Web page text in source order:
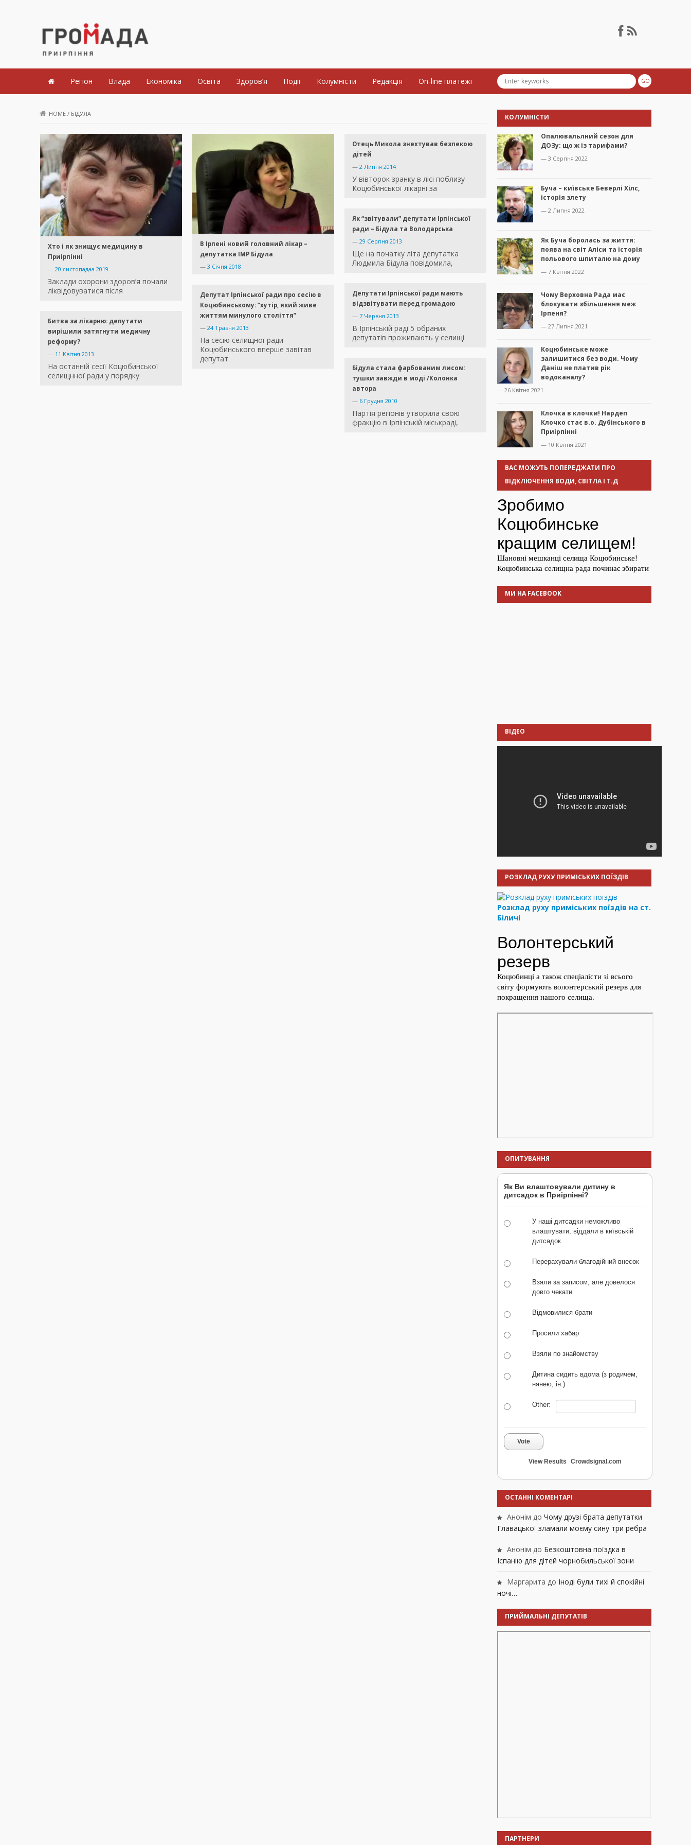
Громада Приірпіння
Регіон Влада Економіка Освіта Здоров’я Події Колумністи Редакція On-line платежі
HOME / БІДУЛА
Хто і як знищує медицину в
Приірпінні
— 20 листопадаа 2019
Заклади охорони здоров’я почали
ліквідовуватися після
В Ірпені новий головний лікар –
депутатка ІМР Бідула
— 3 Січня 2018
Отець Микола знехтував безпекою
дітей
— 2 Липня 2014
У вівторок зранку в лісі поблизу
Коцюбинської лікарні за
Як “звітували” депутати Ірпінської
ради – Бідула та Володарська
— 29 Серпня 2013
Ще на початку літа депутатка
Людмила Бідула повідомила,
Депутати Ірпінської ради мають
відзвітувати перед громадою
— 7 Червня 2013
В Ірпінській раді 5 обраних
депутатів проживають у селищі
Депутат Ірпінської ради про сесію в
Коцюбинському: “хутір, який живе
життям минулого століття”
— 24 Травня 2013
На сесію селищної ради
Коцюбинського вперше завітав
депутат
Битва за лікарню: депутати
вирішили затягнути медичну
реформу?
— 11 Квітня 2013
На останній сесії Коцюбинської
селищнної ради у порядку
Бідула стала фарбованим лисом:
тушки завжди в моді /Колонка
автора
— 6 Грудня 2010
Партія регіонів утворила свою
фракцію в Ірпінській міськраді,
КОЛУМНІСТИ
Опалювальлний сезон для
ДОЗу: що ж із тарифами?
— 3 Серпня 2022
Буча – київське Беверлі Хілс,
історія злету
— 2 Липня 2022
Як Буча боролась за життя:
поява на світ Аліси та історія
польового шпиталю на дому
— 7 Квітня 2022
Чому Верховна Рада має
блокувати збільшення меж
Ірпеня?
— 27 Липня 2021
Коцюбинське може
залишитися без води. Чому
Даніш не платив рік
водоканалу?
— 26 Квітня 2021
Клочка в клочки! Нардеп
Клочко стає в.о. Дубінського в
Приірпінні
— 10 Квітня 2021
ВАС МОЖУТЬ ПОПЕРЕДЖАТИ ПРО
ВІДКЛЮЧЕННЯ ВОДИ, СВІТЛА І Т.Д
МИ НА FACEBOOK
ВІДЕО
РОЗКЛАД РУХУ ПРИМІСЬКИХ ПОЇЗДІВ
Розклад руху приміських поїздів на ст.
Біличі
ОПИТУВАННЯ
Як Ви влаштовували дитину в
дитсадок в Приірпінні?
У наші дитсадки неможливо
влаштувати, віддали в київській
дитсадок
Перерахували благодійний внесок
Взяли за записом, але довелося
довго чекати
Відмовилися брати
Просили хабар
Взяли по знайомству
Дитина сидить вдома (з родичем,
нянею, ін.)
Other:
Vote
View Results Crowdsignal.com
ОСТАННІ КОМЕНТАРІ
Анонім до Чому друзі брата депутатки
Главацької зламали моєму сину три ребра
Анонім до Безкоштовна поїздка в
Іспанію для дітей чорнобильської зони
Маргарита до Іноді були тихі й спокійні
ночі…
ПРИЙМАЛЬНІ ДЕПУТАТІВ
ПАРТНЕРИ